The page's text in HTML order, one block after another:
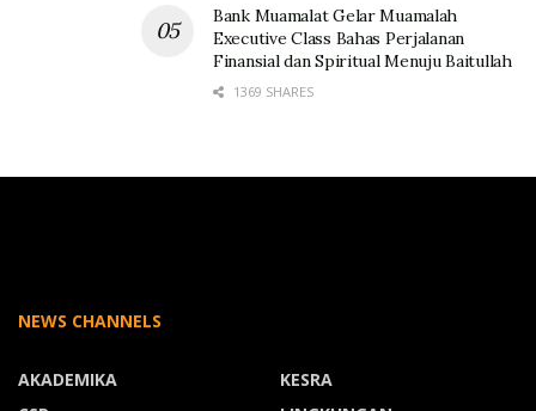
Bank Muamalat Gelar Muamalah
Executive Class Bahas Perjalanan
Finansial dan Spiritual Menuju Baitullah
1369 SHARES
NEWS CHANNELS
AKADEMIKA
KESRA